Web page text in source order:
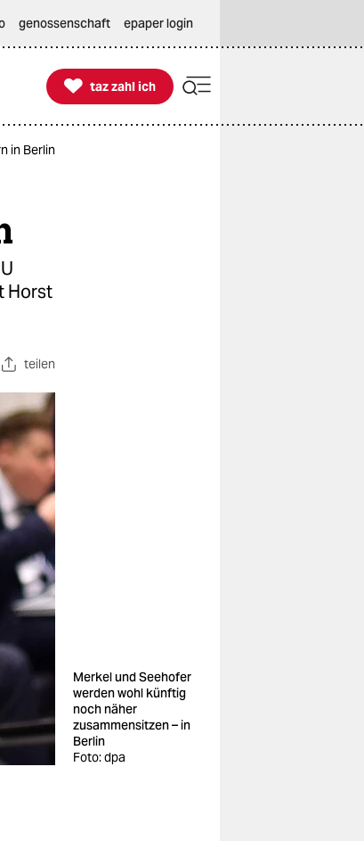
genossenschaft epaper login

taz zahl ich
taz zahl ich
in Berlin
Horst
teilen
Merkel und Seehofer
werden wohl künftig
noch näher
zusammensitzen – in
Berlin
Foto: dpa